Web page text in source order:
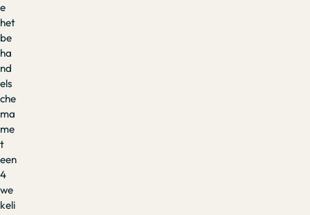
e
het
be
ha
nd
els
che
ma
me
t
een
4
we
keli